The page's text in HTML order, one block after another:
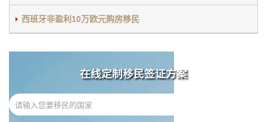
西班牙非盈利10万欧元购房移民
在线定制移民签证方案